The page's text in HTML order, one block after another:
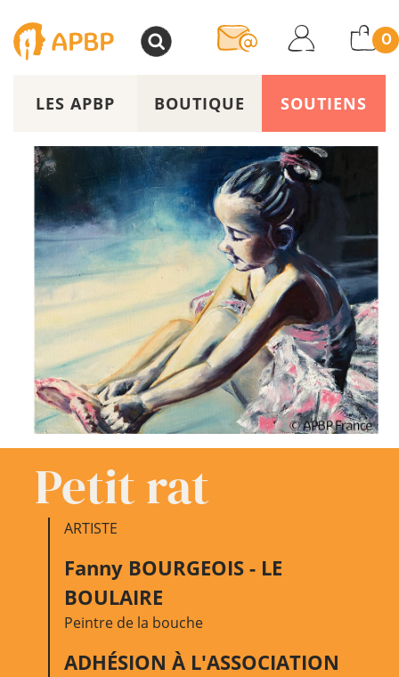
0
LES APBP BOUTIQUE SOUTIENS
Petit rat
ARTISTE
Fanny BOURGEOIS - LE
BOULAIRE
Peintre de la bouche
ADHÉSION À L'ASSOCIATION